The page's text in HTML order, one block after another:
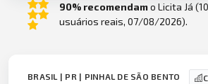
90% recomendamo Licita Já
usuários reais, 07/08/2026).
BRASIL | PR | PINHAL DE SÃO BENTO